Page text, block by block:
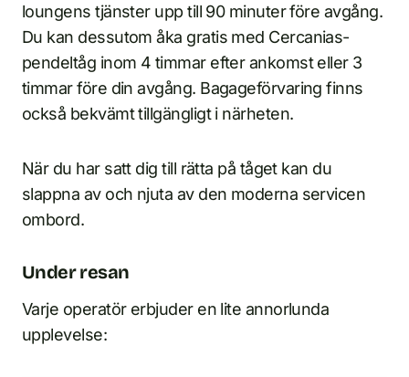
loungens tjänster upp till 90 minuter före avgång.
Du kan dessutom åka gratis med Cercanias-
pendeltåg inom 4 timmar efter ankomst eller 3
timmar före din avgång. Bagageförvaring finns
också bekvämt tillgängligt i närheten.
När du har satt dig till rätta på tåget kan du
slappna av och njuta av den moderna servicen
ombord.
Under resan
Varje operatör erbjuder en lite annorlunda
upplevelse: